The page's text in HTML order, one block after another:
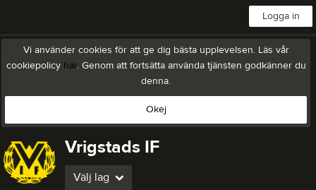
Logga in
Vi använder cookies för att ge dig bästa upplevelsen. Läs vår
cookiepolicy här. Genom att fortsätta använda tjänsten godkänner du
denna.
Okej
Vrigstads IF
Välj lag